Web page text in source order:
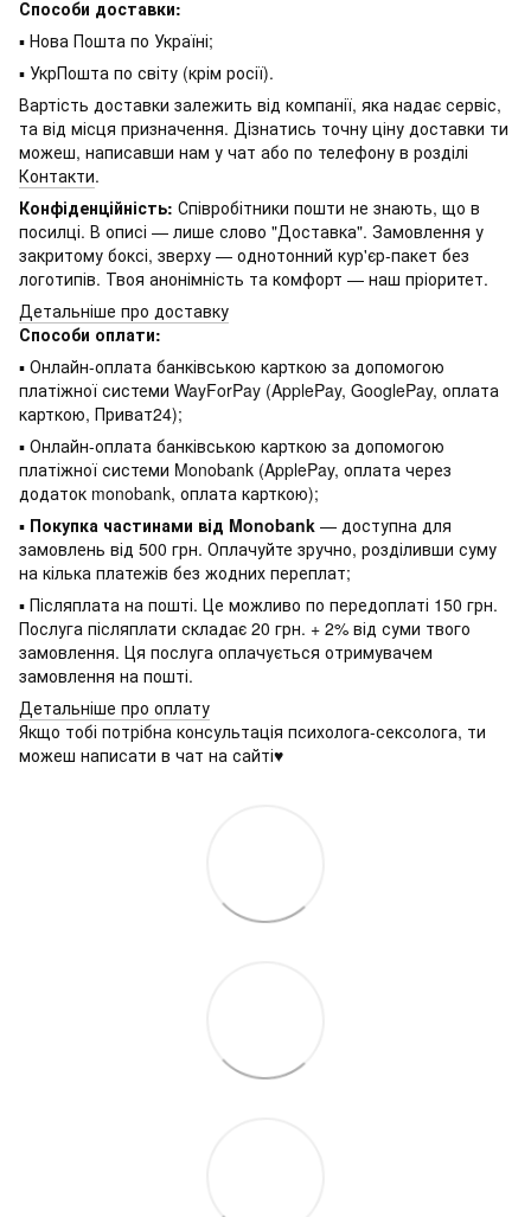
Способи доставки:
▪ Нова Пошта по Україні;
▪ УкрПошта по світу (крім росії).
Вартість доставки залежить від компанії, яка надає сервіс,
та від місця призначення. Дізнатись точну ціну доставки ти
можеш, написавши нам у чат або по телефону в розділі
Контакти.
Конфіденційність: Співробітники пошти не знають, що в
посилці. В описі — лише слово "Доставка". Замовлення у
закритому боксі, зверху — однотонний кур'єр-пакет без
логотипів. Твоя анонімність та комфорт — наш пріоритет.
Детальніше про доставку
Способи оплати:
▪ Онлайн-оплата банківською карткою за допомогою
платіжної системи WayForPay (ApplePay, GooglePay, оплата
карткою, Приват24);
▪ Онлайн-оплата банківською карткою за допомогою
платіжної системи Monobank (ApplePay, оплата через
додаток monobank, оплата карткою);
▪ Покупка частинами від Monobank — доступна для
замовлень від 500 грн. Оплачуйте зручно, розділивши суму
на кілька платежів без жодних переплат;
▪ Післяплата на пошті. Це можливо по передоплаті 150 грн.
Послуга післяплати складає 20 грн. + 2% від суми твого
замовлення. Ця послуга оплачується отримувачем
замовлення на пошті.
Детальніше про оплату
Якщо тобі потрібна консультація психолога-сексолога, ти
можеш написати в чат на сайті♥